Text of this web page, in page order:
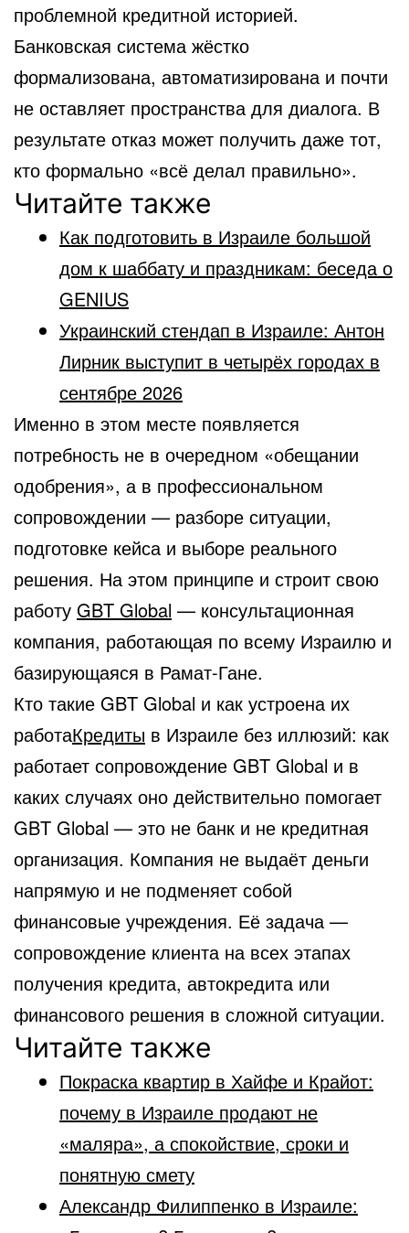
проблемной кредитной историей.
Банковская система жёстко
формализована, автоматизирована и почти
не оставляет пространства для диалога. В
результате отказ может получить даже тот,
кто формально «всё делал правильно».
Читайте также
Как подготовить в Израиле большой
дом к шаббату и праздникам: беседа о
GENIUS
Украинский стендап в Израиле: Антон
Лирник выступит в четырёх городах в
сентябре 2026
Именно в этом месте появляется
потребность не в очередном «обещании
одобрения», а в профессиональном
сопровождении — разборе ситуации,
подготовке кейса и выборе реального
решения. На этом принципе и строит свою
работу GBT Global — консультационная
компания, работающая по всему Израилю и
базирующаяся в Рамат-Гане.
Кто такие GBT Global и как устроена их
работаКредиты в Израиле без иллюзий: как
работает сопровождение GBT Global и в
каких случаях оно действительно помогает
GBT Global — это не банк и не кредитная
организация. Компания не выдаёт деньги
напрямую и не подменяет собой
финансовые учреждения. Её задача —
сопровождение клиента на всех этапах
получения кредита, автокредита или
финансового решения в сложной ситуации.
Читайте также
Покраска квартир в Хайфе и Крайот:
почему в Израиле продают не
«маляра», а спокойствие, сроки и
понятную смету
Александр Филиппенко в Израиле: